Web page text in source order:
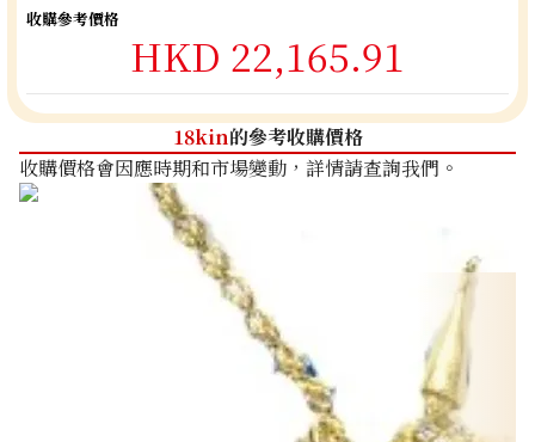
收購參考價格
HKD 22,165.91
18kin的參考收購價格
收購價格會因應時期和市場變動，詳情請查詢我們。